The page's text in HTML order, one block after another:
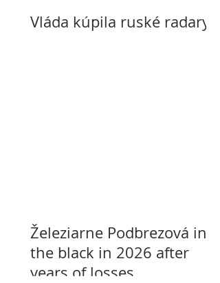
Vláda kúpila ruské radary
Železiarne Podbrezová in
the black in 2026 after
years of losses